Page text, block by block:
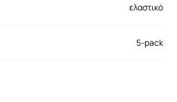
ελαστικό
5-pack